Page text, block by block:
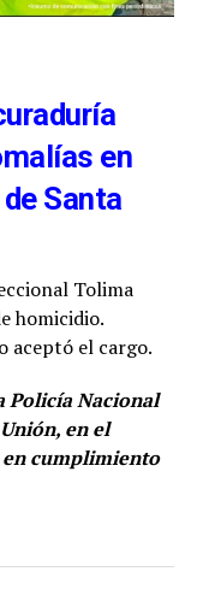
en
Santa
Tolima
homicidio.
aceptó el cargo.
Policía Nacional
en el
cumplimiento